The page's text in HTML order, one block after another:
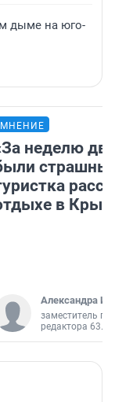
дыме на юго-
МНЕНИЕ
неделю
в
Александра
заместитель
редактора 63.RU